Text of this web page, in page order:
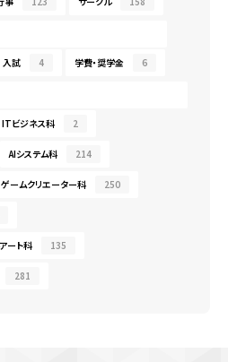
入試 4 学費・奨学金 6
ITビジネス科 2
AIシステム科 214
ゲームクリエーター科 250
ート科 135
281